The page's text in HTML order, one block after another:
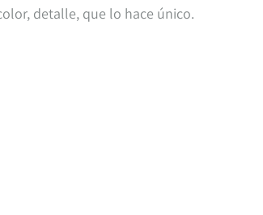
detalle, que lo hace único.